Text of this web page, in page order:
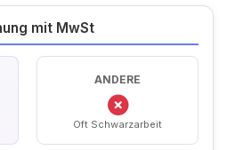
mit MwSt
ANDERE
Oft Schwarzarbeit